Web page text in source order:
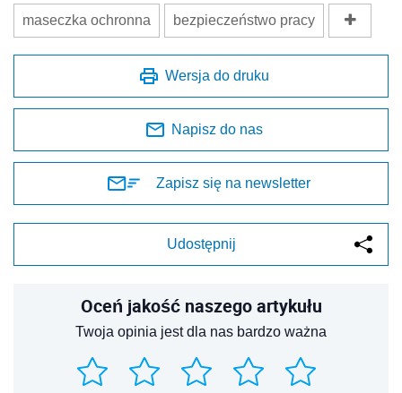
maseczka ochronna bezpieczeństwo pracy
Wersja do druku
Napisz do nas
Zapisz się na newsletter
Udostępnij
Oceń jakość naszego artykułu
Twoja opinia jest dla nas bardzo ważna